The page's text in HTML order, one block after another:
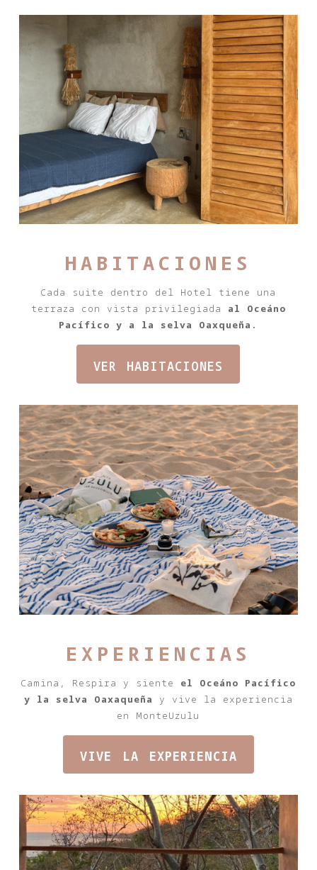
habitaciones
Cada suite dentro del Hotel tiene una
terraza con vista privilegiada al Oceáno
Pacífico y a la selva Oaxqueña.
ver habitaciones
experiencias
Camina, Respira y siente el Oceáno Pacífico
y la selva Oaxaqueña
y vive la experiencia
en MonteUzulu
vive la experiencia